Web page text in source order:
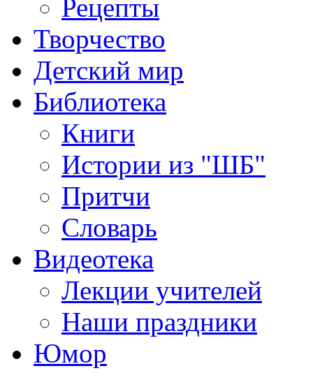
Рецепты
Творчество
Детский мир
Библиотека
Книги
Истории из "ШБ"
Притчи
Словарь
Видеотека
Лекции учителей
Наши праздники
Юмор